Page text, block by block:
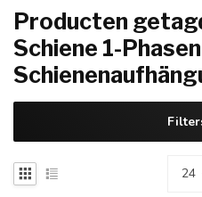
Producten
Schiene 1-